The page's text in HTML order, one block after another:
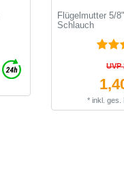
Flügelmutter 5/
Schlauch
UVP
* inkl. ges.